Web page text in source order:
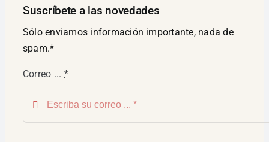
Suscríbete a las novedades
Sólo enviamos información importante, nada de
spam.*
Correo ... *